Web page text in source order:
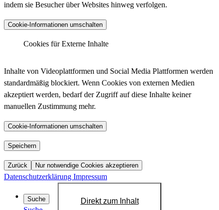
_pk_ses.*.*, _pk_id.*.*, _pk_hsr.*.*,
_pk_ref.*.*, _pk_testcookie.*.*, _pk_uid.*.*,
_pk_cvar.*.*
Laufzeit :
30 Minuten, 13 Monate, 30 Minuten, 6 Monate,
Sitzung, 13 Monate, Dauerhaft, 14 Tage, 30
Jahre, 30 Jahre, Sitzung
Datenschutzlink
https://matomo.org/privacy-policy/
Host :
indem sie Besucher über Websites hinweg verfolgen.
Cookie-Informationen umschalten
Anbieter : LinkedIn
Cookiename :
bcookie, bscookie, JSESSIONID, lang, lidc,
sdsc, li_gc, li_mc, UID, UserMatchHistory,
Laufzeit :
1 Jahr, 1 Jahr, Sitzung, Sitzung, 24 Stunden,
Sitzung, 6 Monate, 6 Monate, 720 Tage, 30
Tage, 30 Tage, 30 Tage
Datenschutzlink
:
https://de.linkedin.com/legal/privacy-policy?
Cookies für Externe Inhalte
Inhalte von Videoplattformen und Social Media Plattformen werden
standardmäßig blockiert. Wenn Cookies von externen Medien
akzeptiert werden, bedarf der Zugriff auf diese Inhalte keiner
manuellen Zustimmung mehr.
Cookie-Informationen umschalten
YouTube
Speichern
Zurück Nur notwendige Cookies akzeptieren
Datenschutzerklärung Impressum
Direkt zum Inhalt
Suche